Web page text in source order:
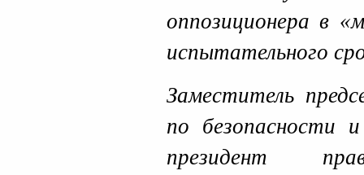
оппозиционера в
испытательного
Заместитель
по безопасности
президент